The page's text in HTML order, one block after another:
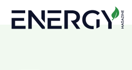
content